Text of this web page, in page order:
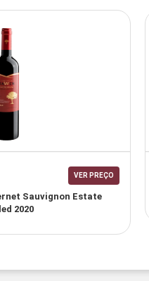
VER PREÇO
Sauvignon Estate
2020